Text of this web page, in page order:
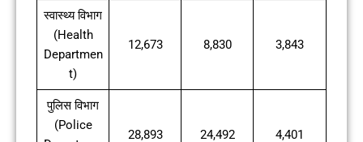
स्वास्थ्य विभाग
(Health
Departmen
t)
12,673 8,830 3,843
पुलिस विभाग
(Police
28,893 24,492 4,401